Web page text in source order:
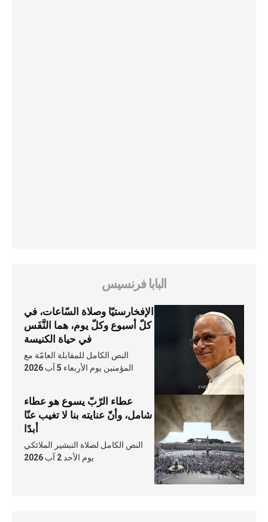
البابا فرنسيس
الإفخارستيّا وصلاة السّاعات، في
كلّ أسبوع وكلّ يوم، هما النَّفَس
في حياة الكنيسة
النص الكامل للمقابلة العامّة مع
المؤمنين يوم الأربعاء 5 آب 2026
عطاء الرّبّ يسوع هو عطاء
شامل، وأنّ عنايته بنا لا تغيب عنّا
أبدًا
النص الكامل لصلاة التبشير الملائكي
يوم الأحد 2 آب 2026